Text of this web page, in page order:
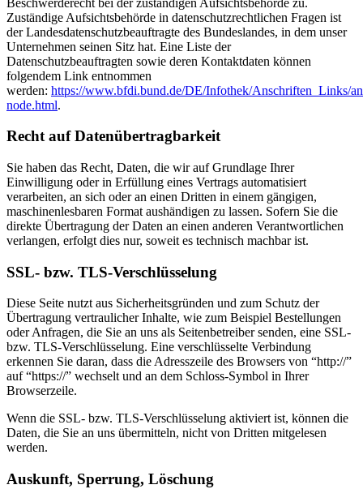
Zuständige Aufsichtsbehörde in datenschutzrechtlichen Fragen ist
der Landesdatenschutzbeauftragte des Bundeslandes, in dem unser
Unternehmen seinen Sitz hat. Eine Liste der
Datenschutzbeauftragten sowie deren Kontaktdaten können
folgendem Link entnommen
werden: https://www.bfdi.bund.de/DE/Infothek/Anschriften_Links/
node.html.
Recht auf Datenübertragbarkeit
Sie haben das Recht, Daten, die wir auf Grundlage Ihrer
Einwilligung oder in Erfüllung eines Vertrags automatisiert
verarbeiten, an sich oder an einen Dritten in einem gängigen,
maschinenlesbaren Format aushändigen zu lassen. Sofern Sie die
direkte Übertragung der Daten an einen anderen Verantwortlichen
verlangen, erfolgt dies nur, soweit es technisch machbar ist.
SSL- bzw. TLS-Verschlüsselung
Diese Seite nutzt aus Sicherheitsgründen und zum Schutz der
Übertragung vertraulicher Inhalte, wie zum Beispiel Bestellungen
oder Anfragen, die Sie an uns als Seitenbetreiber senden, eine SSL-
bzw. TLS-Verschlüsselung. Eine verschlüsselte Verbindung
erkennen Sie daran, dass die Adresszeile des Browsers von “http://”
auf “https://” wechselt und an dem Schloss-Symbol in Ihrer
Browserzeile.
Wenn die SSL- bzw. TLS-Verschlüsselung aktiviert ist, können die
Daten, die Sie an uns übermitteln, nicht von Dritten mitgelesen
werden.
Auskunft, Sperrung, Löschung